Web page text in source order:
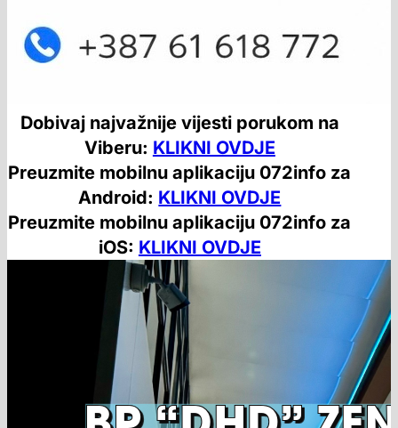
Dobivaj najvažnije vijesti porukom na
Viberu: KLIKNI OVDJE
Preuzmite mobilnu aplikaciju 072info za
Android: KLIKNI OVDJE
Preuzmite mobilnu aplikaciju 072info za
iOS: KLIKNI OVDJE